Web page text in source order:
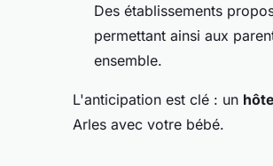
Des établissements
permettant ainsi aux
ensemble.
L'anticipation est clé : un
Arles avec votre bébé.